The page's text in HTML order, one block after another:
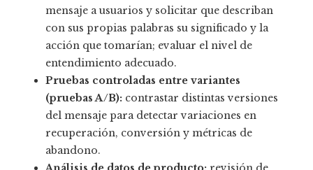
mensaje a usuarios y solicitar que describan
con sus propias palabras su significado y la
acción que tomarían; evaluar el nivel de
entendimiento adecuado.
Pruebas controladas entre variantes
(pruebas A/B): contrastar distintas versiones
del mensaje para detectar variaciones en
recuperación, conversión y métricas de
abandono.